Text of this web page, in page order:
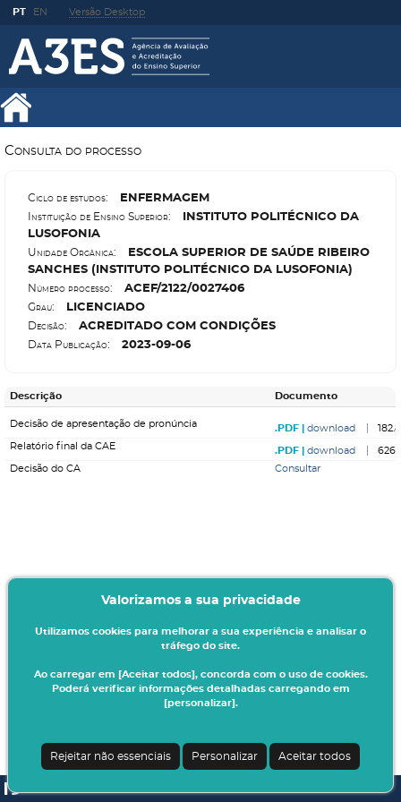
PT EN Versão Desktop
Consulta do processo
Ciclo de estudos: E NFERMAGEM
Instituição de Ensino Superior:
NSTITUTO POLITÉCNICO DA
LUSOFONIA
Unidade Orgânica: ESCOLA SUPERIOR DE SAÚDE RIBEIRO
SANCHES (INSTITUTO POLITÉCNICO DA LUSOFONIA)
Número processo: ACEF/2122/0027406
Grau: L ICENCIADO
Decisão: ACREDITADO COM CONDIÇÕES
Data Publicação: 2023-09-06
Descrição Documento
Decisão de apresentação de pronúncia download
Relatório final da CAE
download
Decisão do CA
Consultar
Valorizamos a sua privacidade
Utilizamos cookies para melhorar a sua experiência e analisar o
tráfego do site.
Ao carregar em [Aceitar todos], concorda com o uso de cookies.
Poderá verificar informações detalhadas carregando em
[personalizar].
Rejeitar não essenciais Personalizar Aceitar todos